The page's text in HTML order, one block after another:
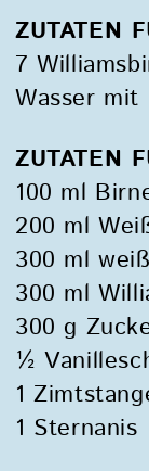
ZUTATEN
7
Wasser
ZUTATEN
100 ml
200 ml
300 ml
300 ml
300 g
½
1
1 Sternanis